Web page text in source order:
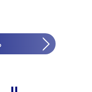
、 日本のDXを加速し、